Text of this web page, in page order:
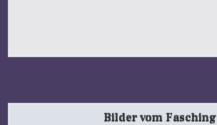
Bilder vom Fasching